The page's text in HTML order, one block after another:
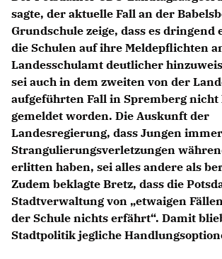
sagte, der aktuelle Fall an der
Grundschule zeige, dass es
die Schulen auf ihre Meldepflichten
Landesschulamt deutlicher
sei auch in dem zweiten von der
aufgeführten Fall in Spremberg
gemeldet worden. Die Auskunft der
Landesregierung, dass Jungen
Strangulierungsverletzungen
erlitten haben, sei alles andere als
Zudem beklagte Bretz, dass die
Stadtverwaltung von „etwaigen
der Schule nichts erfährt“. Damit
Stadtpolitik jegliche